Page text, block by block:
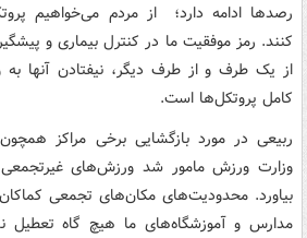
رصدها ادامه دارد؛ از مردم می‌خواهیم
کنند. رمز موفقیت ما در کنترل بیماری و
از یک طرف و از طرف دیگر، نیفتادن آنها به
کامل پروتکل‌ها است.
ربیعی در مورد بازگشایی برخی مراکز
وزارت ورزش مامور شد ورزش‌های
بیاورد. محدودیت‌های مکان‌های تجمعی
مدارس و آموزشگاه‌های ما هیچ گاه تعطیل